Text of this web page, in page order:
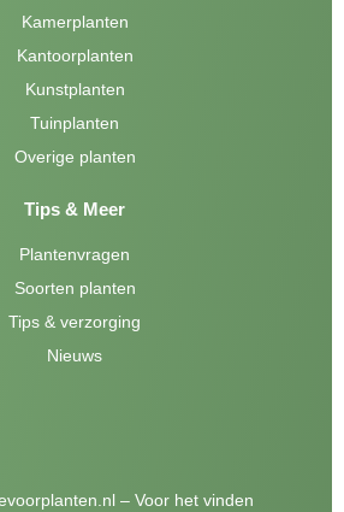
Kamerplanten
Kantoorplanten
Kunstplanten
Tuinplanten
Overige planten
Tips & Meer
Plantenvragen
Soorten planten
Tips & verzorging
Nieuws
– Voor het vinden